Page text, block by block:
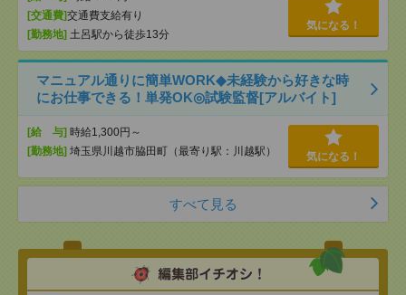
[交通費]交通費支給有り
[勤務地] 土呂駅から徒歩13分
気になる！
マニュアル通りに簡単WORK◆未経験から好きな時
にお仕事できる！単発OK◎試験監督[アルバイト]
[給 与] 時給1,300円～
[勤務地] 埼玉県川越市脇田町（最寄り駅：川越駅） 気になる！
すべて見る